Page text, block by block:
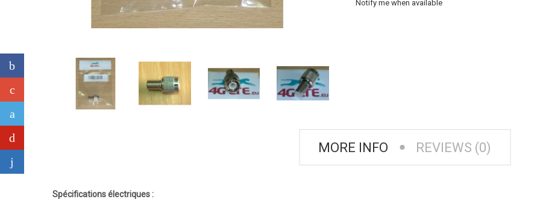
Notify me when available
MORE INFO REVIEWS (0)
Spécifications électriques :